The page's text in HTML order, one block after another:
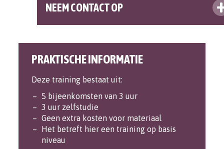
NEEM CONTACT OP
PRAKTISCHE INFORMATIE
Deze training bestaat uit:
5 bijeenkomsten van 3 uur
3 uur zelfstudie
Geen extra kosten voor materiaal
Het betreft hier een training op basis
niveau